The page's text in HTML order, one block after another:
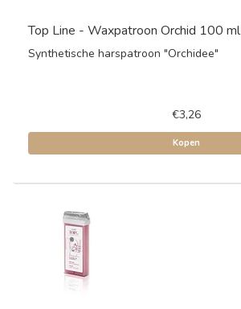
Top Line - Waxpatroon Orchid 100 ml
Synthetische harspatroon "Orchidee"
€3,26
Kopen